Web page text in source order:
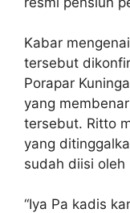
Kabar
tersebut
Porapar
yang
tersebut. Ritto
yang
sudah diisi
“Iya Pa kadis